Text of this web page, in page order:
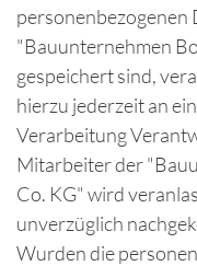
personenbezogenen
"Bauunternehmen
gespeichert sind,
hierzu jederzeit an
Verarbeitung
Mitarbeiter der
Co. KG" wird
unverzüglich
Wurden die